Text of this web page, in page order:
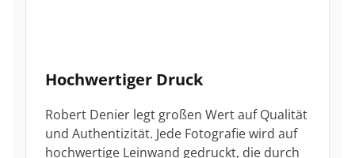
Hochwertiger Druck
Robert Denier legt großen Wert auf Qualität
und Authentizität. Jede Fotografie wird auf
hochwertige Leinwand gedruckt, die durch